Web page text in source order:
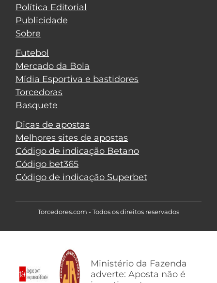
Política Editorial
Publicidade
Sobre
Futebol
Mercado da Bola
Mídia Esportiva e bastidores
Torcedoras
Basquete
Dicas de apostas
Melhores sites de apostas
Código de indicação Betano
Código bet365
Código de indicação Superbet
Torcedores.com - Todos os direitos reservados
Ministério da Fazenda
adverte: Aposta não é